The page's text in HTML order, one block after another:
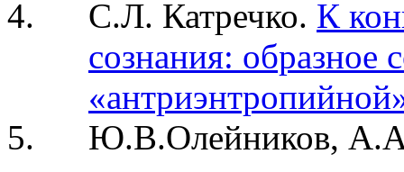
С.Л. Катречко. К
сознания: образное
Ю.В.Олейников,